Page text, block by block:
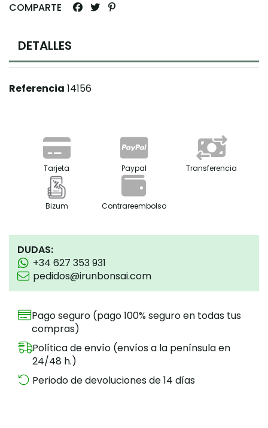
COMPARTE
DETALLES
Referencia 14156
Tarjeta Paypal Transferencia
Bizum Contrareembolso
DUDAS:
+34 627 353 931
pedidos@irunbonsai.com
Pago seguro (pago 100% seguro en todas tus
compras)
Política de envío (envíos a la península en
24/48 h.)
Periodo de devoluciones de 14 días